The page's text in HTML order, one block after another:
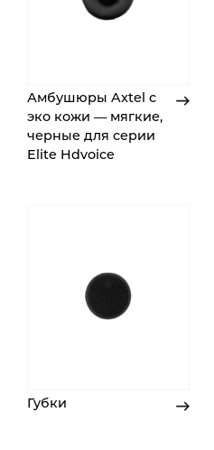
Амбушюры Axtel с
эко кожи — мягкие,
черные для серии
Elite Hdvoice
Губки